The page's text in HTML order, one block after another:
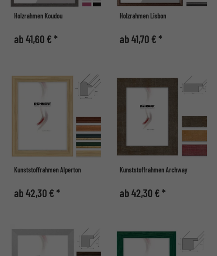
Holzrahmen Koudou
ab 41,60 € *
Holzrahmen Lisbon
ab 41,70 € *
Kunststoffrahmen Alperton
ab 42,30 € *
Kunststoffrahmen Archway
ab 42,30 € *